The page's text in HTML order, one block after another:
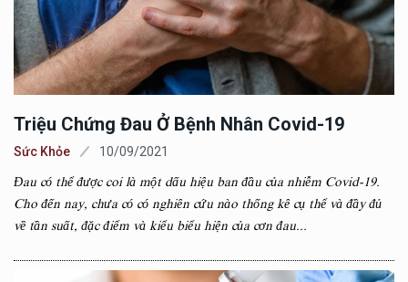
Triệu Chứng Đau Ở Bệnh Nhân Covid-19
Sức Khỏe 10/09/2021
Đau có thể được coi là một dấu hiệu ban đầu của nhiễm Covid-19.
Cho đến nay, chưa có có nghiên cứu nào thống kê cụ thể và đầy đủ
về tần suất, đặc điểm và kiểu biểu hiện của cơn đau...